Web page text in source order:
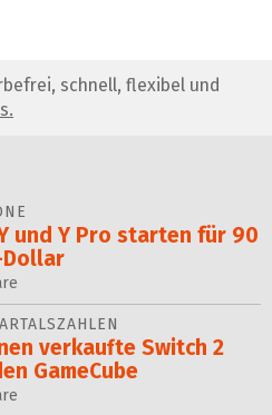
schnell, flexibel und
und Y Pro starten für 90
Dollar
verkaufte Switch 2
GameCube